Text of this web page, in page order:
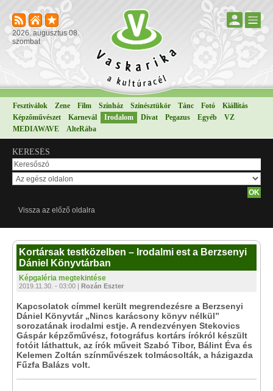
2026. augusztus 08.
szombat
Fesztiválok Zene Film Színház Színésztükör Tánc Fotó
Kiállítás
Képzőművészet
Karnevál Irodalom Divat Pegazus Egyéb
VZ
MEDIAWAVE
AlteRába
KERESÉS
Vissza az előző oldalra
Kortársak testközelben – Irodalmi est a Berzsenyi
Dániel Könyvtárban
Képgaléria megtekintése
2019.11.30. - 03:00 | Rozán Eszter
Kapcsolatok címmel került megrendezésre a Berzsenyi
Dániel Könyvtár „Nincs karácsony könyv nélkül”
sorozatának irodalmi estje. A rendezvényen Stekovics
Gáspár képzőművész, fotográfus kortárs írókról készült
fotóit láthattuk, az írók műveit Szabó Tibor, Bálint Éva és
Kelemen Zoltán színművészek tolmácsolták, a házigazda
Fűzfa Balázs volt.